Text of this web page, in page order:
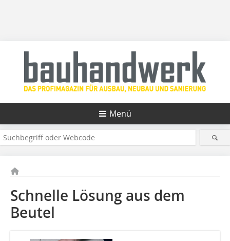
Menü
Schnelle Lösung aus dem
Beutel